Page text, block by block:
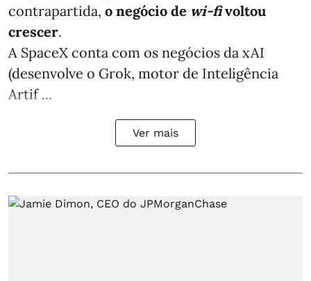
contrapartida, o negócio de wi-fivoltou
crescer.
A SpaceX conta com os negócios da xAI
(desenvolve o Grok, motor de Inteligência
Artif ...
Ver mais